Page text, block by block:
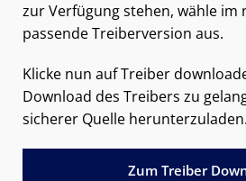
zur Verfügung stehen, wähle im
passende Treiberversion aus.
Klicke nun auf Treiber
Download des Treibers zu
sicherer Quelle herunterzuladen.
Zum Treiber